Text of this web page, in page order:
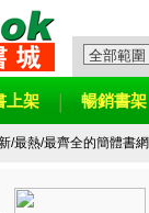
上架 暢銷書架
/最熱/最齊全的簡體書網